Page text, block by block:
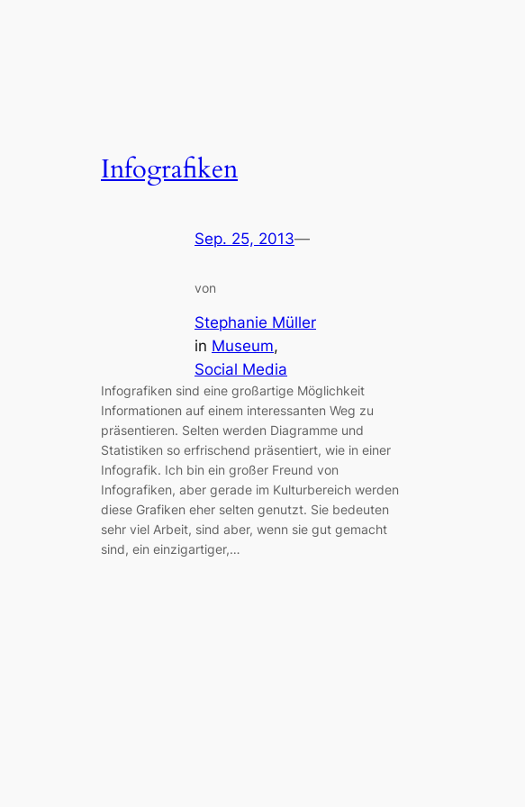
Infografiken
Sep. 25, 2013—
von
Stephanie Müller
in Museum
Social Media
Infografiken sind eine großartige Möglichkeit
Informationen auf einem interessanten Weg zu
präsentieren. Selten werden Diagramme und
Statistiken so erfrischend präsentiert, wie in einer
Infografik. Ich bin ein großer Freund von
Infografiken, aber gerade im Kulturbereich werden
diese Grafiken eher selten genutzt. Sie bedeuten
sehr viel Arbeit, sind aber, wenn sie gut gemacht
sind, ein einzigartiger,…